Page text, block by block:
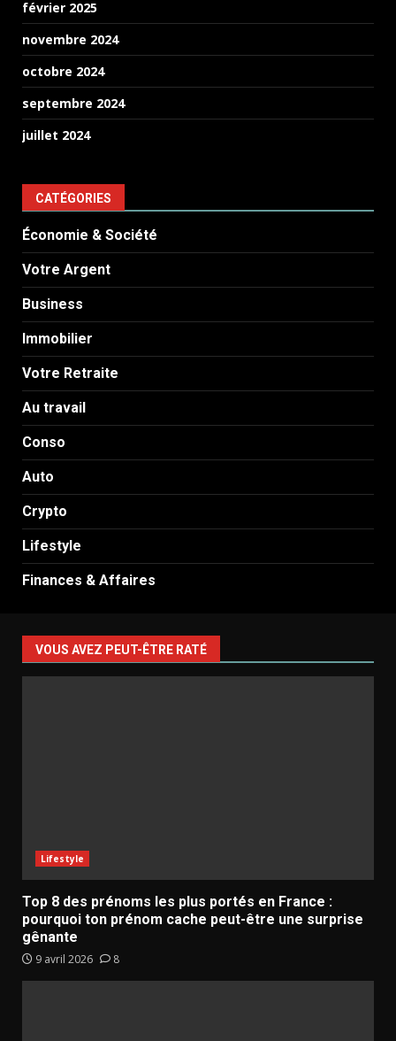
février 2025
novembre 2024
octobre 2024
septembre 2024
juillet 2024
CATÉGORIES
Économie & Société
Votre Argent
Business
Immobilier
Votre Retraite
Au travail
Conso
Auto
Crypto
Lifestyle
Finances & Affaires
VOUS AVEZ PEUT-ÊTRE RATÉ
Lifestyle
Top 8 des prénoms les plus portés en France :
pourquoi ton prénom cache peut-être une surprise
gênante
9 avril 2026 8